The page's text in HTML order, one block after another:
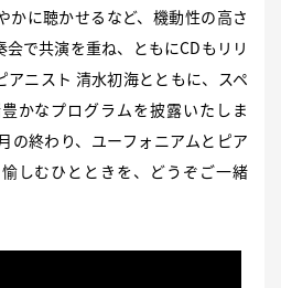
かに聴かせるなど、機動性の高さ
で共演を重ね、ともにCDもリリ
アニスト 清水初海とともに、スペ
かなプログラムを披露いたしま
の終わり、ユーフォニアムとピア
しむひとときを、どうぞご一緒